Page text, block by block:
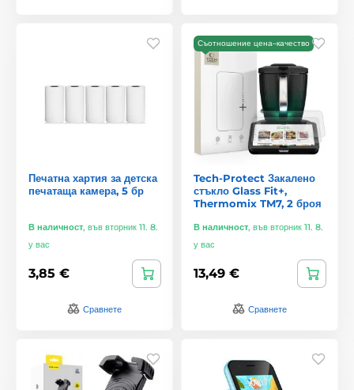
Печатна хартия за детска
печатаща камера, 5 бр
В наличност, във вторник 11. 8.
у вас
3,85 €
Сравнете
Съотношение цена–качество
Tech-Protect Закалено
стъкло Glass Fit+,
Thermomix TM7, 2 броя
В наличност, във вторник 11. 8.
у вас
13,49 €
Сравнете